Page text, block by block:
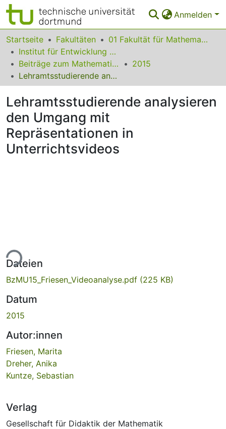
Anmelden
Bereiche & Sammlungen
Das gesamte Repositorium
Statistiken
FAQ
Leitlinien
Zurück zur Startseite
Startseite Fakultäten
01 Fakultät für Mathematik
Institut für Entwicklung und Erforschung des Mathematikunterrichts
Beiträge zum Mathematikunterricht
2015
Lehramtsstudierende analysieren den Umgang mit Repräsentationen in Unterrichtsvideos
Lehramtsstudierende analysieren
den Umgang mit
Repräsentationen in
Unterrichtsvideos
Dateien
BzMU15_Friesen_Videoanalyse.pdf (225 KB)
Datum
2015
Autor:innen
Friesen, Marita
Dreher, Anika
Kuntze, Sebastian
Verlag
Gesellschaft für Didaktik der Mathematik